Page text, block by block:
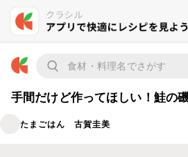
手間だけど作ってほしい！鮭の
たまごはん 古賀圭美